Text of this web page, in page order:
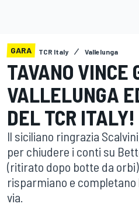
GARA TCR Italy Vallelunga
TAVANO VINCE
VALLELUNGA
DEL TCR ITALY!
Il siciliano ringrazia
per chiudere i conti su
(ritirato dopo botte da
risparmiano e completano
via.